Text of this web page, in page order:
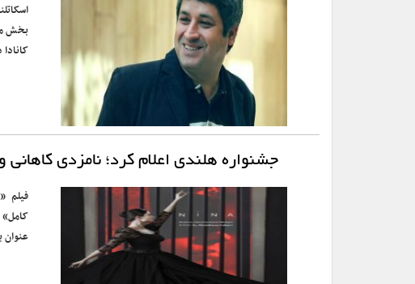
بخش
جشنواره هلندی اعلام کرد؛ نامزدی
فیلم